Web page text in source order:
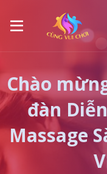
Chào
đàn
Massage